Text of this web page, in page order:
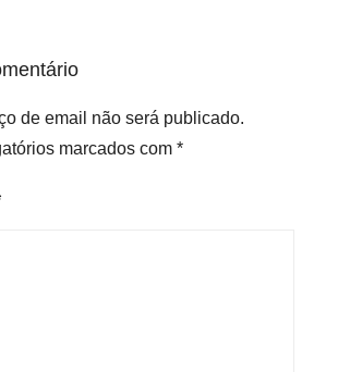
de email não será publicado.
marcados com *